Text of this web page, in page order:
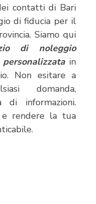
contatti di Bari
di fiducia per il
Siamo qui
di noleggio
personalizzatain
Non esitare a
domanda,
di informazioni.
rendere la tua